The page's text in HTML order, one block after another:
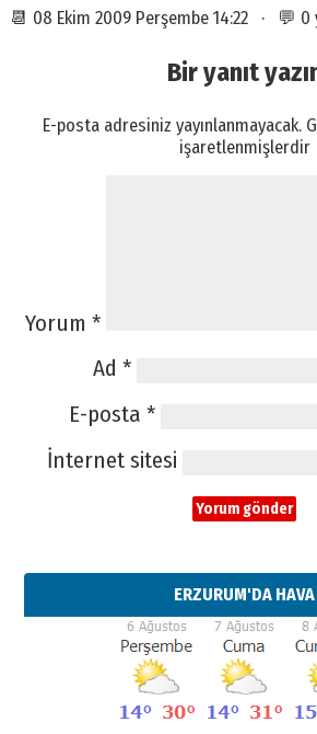
📆 08 Ekim 2009 Perşembe 14:22 · 💬
Bir yanıt
E-posta adresiniz yayınlanmayacak.
işaretlenmişlerdir
Yorum *
Ad *
E-posta *
İnternet sitesi
ERZURUM'DA HAVA